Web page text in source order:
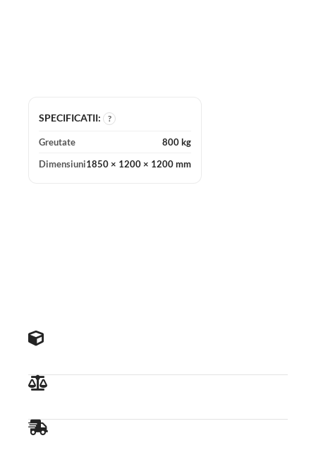
SPECIFICATII: ?
Greutate
800 kg
Dimensiuni1850 × 1200 × 1200 mm